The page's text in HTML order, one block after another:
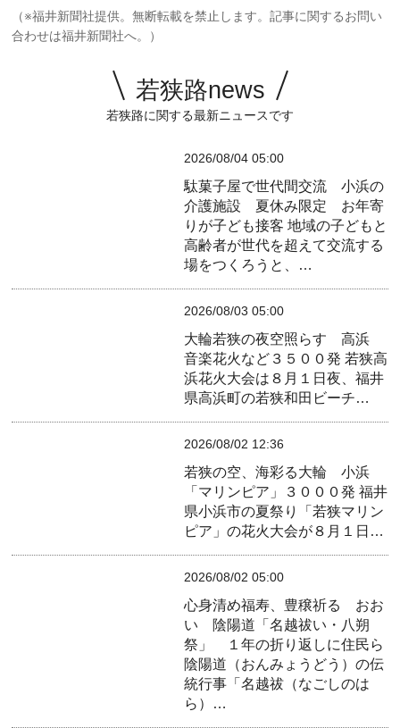
（※福井新聞社提供。無断転載を禁止します。記事に関するお問い
合わせは福井新聞社へ。）
若狭路news
若狭路に関する最新ニュースです
2026/08/04 05:00
駄菓子屋で世代間交流 小浜の
介護施設 夏休み限定 お年寄
りが子ども接客 地域の子どもと
高齢者が世代を超えて交流する
場をつくろうと、…
2026/08/03 05:00
大輪若狭の夜空照らす 高浜
音楽花火など３５００発 若狭高
浜花火大会は８月１日夜、福井
県高浜町の若狭和田ビーチ…
2026/08/02 12:36
若狭の空、海彩る大輪 小浜
「マリンピア」３０００発 福井
県小浜市の夏祭り「若狭マリン
ピア」の花火大会が８月１日…
2026/08/02 05:00
心身清め福寿、豊穣祈る おお
い 陰陽道「名越祓い・八朔
祭」 １年の折り返しに住民ら
陰陽道（おんみょうどう）の伝
統行事「名越祓（なごしのは
ら）…